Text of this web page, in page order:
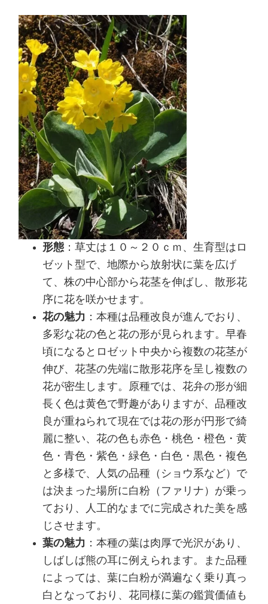
形態 ：草丈は１０～２０ｃｍ、生育型はロ
ゼット型で、地際から放射状に葉を広げ
て、株の中心部から花茎を伸ばし、散形花
序に花を咲かせます。
花の魅力 ：本種は品種改良が進んでおり、
多彩な花の色と花の形が見られます。早春
頃になるとロゼット中央から複数の花茎が
伸び、花茎の先端に散形花序を呈し複数の
花が密生します。原種では、花弁の形が細
長く色は黄色で野趣がありますが、品種改
良が重ねられて現在では花の形が円形で綺
麗に整い、花の色も赤色・桃色・橙色・黄
色・青色・紫色・緑色・白色・黒色・複色
と多様で、人気の品種（ショウ系など）で
は決まった場所に白粉（ファリナ）が乗っ
ており、人工的なまでに完成された美を感
じさせます。
葉の魅力 ：本種の葉は肉厚で光沢があり、
しばしば熊の耳に例えられます。また品種
によっては、葉に白粉が満遍なく乗り真っ
白となっており、花同様に葉の鑑賞価値も